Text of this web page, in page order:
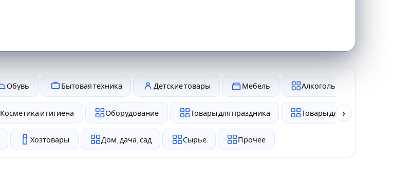
Обувь Бытовая техника Детские товары Мебель Алкоголь и табак
Косметика и гигиена Оборудование Товары для праздника Товары для животных
Хозтовары Дом, дача, сад Сырье Прочее
›